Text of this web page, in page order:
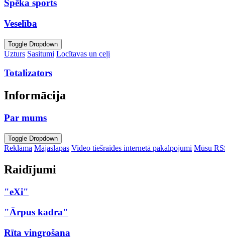
Spēka sports
Veselība
Toggle Dropdown
Uzturs Sasitumi Locītavas un ceļi
Totalizators
Informācija
Par mums
Toggle Dropdown
Reklāma Mājaslapas Video tiešraides internetā pakalpojumi Mūsu
Raidījumi
"eXi"
"Ārpus kadra"
Rīta vingrošana